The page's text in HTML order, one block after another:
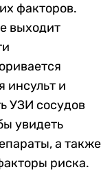
факторов.
выходит
инсульт и
УЗИ сосудов
увидеть
а также
риска.